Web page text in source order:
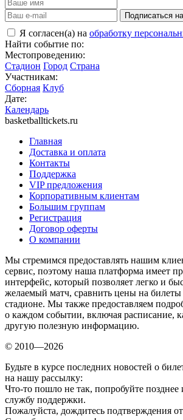
Подписаться
Я согласен(а) на обработку
Найти событие по:
Местопроведению:
Стадион Город Страна
Участникам:
Сборная Клуб
Дате:
Календарь
basketballtickets.ru
Главная
Доставка и оплата
Контакты
Поддержка
VIP предложения
Корпоративным клиентам
Большим группам
Регистрация
Договор оферты
О компании
Мы стремимся предоставлять нашим
сервис, поэтому наша платформа имеет
интерфейс, который позволяет легко и
желаемый матч, сравнить цены на билеты
стадионе. Мы также предоставляем
о каждом событии, включая расписание,
другую полезную информацию.
© 2010—2026
Будьте в курсе последних новостей о
на нашу рассылку:
Что-то пошло не так, попробуйте позднее
службу поддержки.
Пожалуйста, дождитесь подтверждения